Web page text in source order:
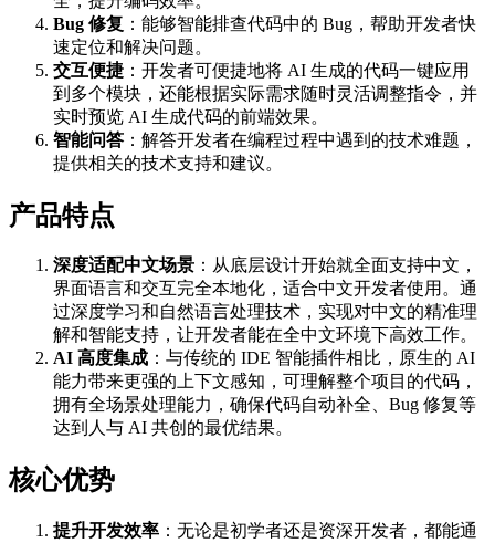
Bug 修复 ：能够智能排查代码中的 Bug，帮助开发者快
速定位和解决问题。
交互便捷 ：开发者可便捷地将 AI 生成的代码一键应用
到多个模块，还能根据实际需求随时灵活调整指令，并
实时预览 AI 生成代码的前端效果。
智能问答 ：解答开发者在编程过程中遇到的技术难题，
提供相关的技术支持和建议。
产品特点
深度适配中文场景 ：从底层设计开始就全面支持中文，
界面语言和交互完全本地化，适合中文开发者使用。通
过深度学习和自然语言处理技术，实现对中文的精准理
解和智能支持，让开发者能在全中文环境下高效工作。
AI 高度集成 ：与传统的 IDE 智能插件相比，原生的 AI
能力带来更强的上下文感知，可理解整个项目的代码，
拥有全场景处理能力，确保代码自动补全、Bug 修复等
达到人与 AI 共创的最优结果。
核心优势
提升开发效率 ：无论是初学者还是资深开发者，都能通